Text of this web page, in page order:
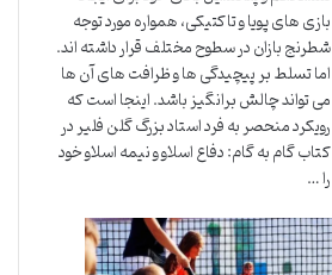
بازی های پویا و تاکتیکی، همواره مورد توجه
شطرنج بازان در سطوح مختلف قرار داشته اند.
اما تسلط بر پیچیدگی ها و ظرافت های آن ها
می تواند چالش برانگیز باشد. اینجا است که
رویکرد منحصر به فرد استاد بزرگ گلن فلیر در
کتاب گام به گام: دفاع اسلاو و نیمه اسلاو خود
را …